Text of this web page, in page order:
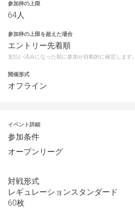
参加枠の上限
64人
参加枠の上限を超えた場合
エントリー先着順
支払い済みになった順に参加が自動的に確定します。
開催形式
オフライン
イベント詳細
参加条件
オープンリーグ
対戦形式
レギュレーションスタンダード
60枚